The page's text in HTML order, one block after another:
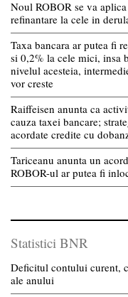
Noul ROBOR se va
refinantare la cele in
Taxa bancara ar putea fi
si 0,2% la cele mici, insa
nivelul acesteia,
vor creste
Raiffeisen anunta ca
cauza taxei bancare;
acordate credite cu
Tariceanu anunta un
ROBOR-ul ar putea fi
Statistici BNR
Deficitul contului curent,
ale anului